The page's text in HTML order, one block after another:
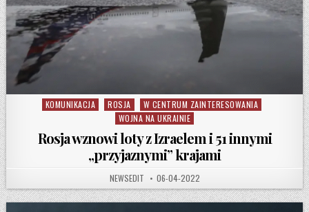
Posted in
KOMUNIKACJA ROSJA
W CENTRUM ZAINTERESOWANIA
WOJNA NA UKRAINIE
Rosja wznowi loty z Izraelem i 51 innymi
„przyjaznymi” krajami
AUTHOR:
NEWSEDIT PUBLISHED DATE:
06-04-2022